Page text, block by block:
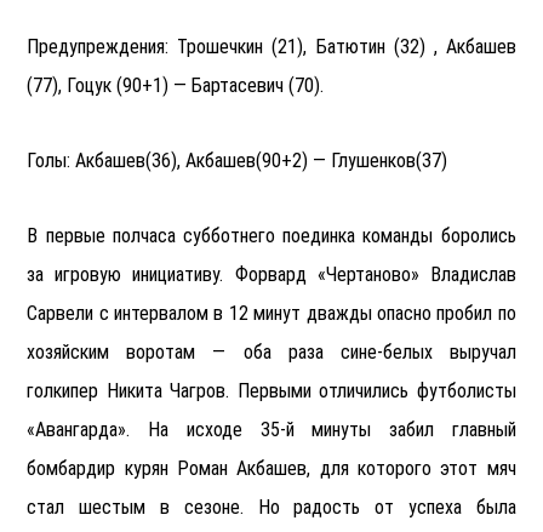
Предупреждения: Трошечкин (21), Батютин (32) , Акбашев
(77), Гоцук (90+1) — Бартасевич (70).
Голы: Акбашев(36), Акбашев(90+2) — Глушенков(37)
В первые полчаса субботнего поединка команды боролись
за игровую инициативу. Форвард «Чертаново» Владислав
Сарвели с интервалом в 12 минут дважды опасно пробил по
хозяйским воротам — оба раза сине-белых выручал
голкипер Никита Чагров. Первыми отличились футболисты
«Авангарда». На исходе 35-й минуты забил главный
бомбардир курян Роман Акбашев, для которого этот мяч
стал шестым в сезоне. Но радость от успеха была